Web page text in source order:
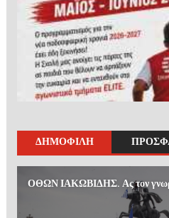
ΔΗΜΟΦΙΛΗ
ΟΘΩΝ ΙΑΚΩΒΙΔΗΣ. Ας τον